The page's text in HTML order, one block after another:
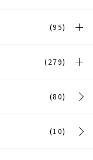
(95)
(279)
(80)
(10)